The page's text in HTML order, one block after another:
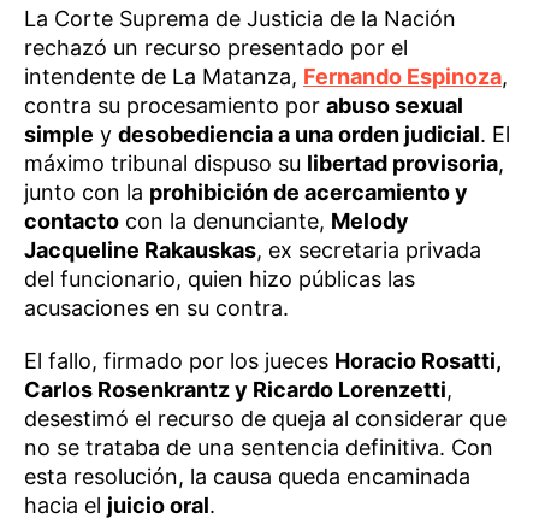
La Corte Suprema de Justicia de la Nación
rechazó un recurso presentado por el
intendente de La Matanza, Fernando Espinoza,
contra su procesamiento por abuso sexual
simple y desobediencia a una orden judicial. El
máximo tribunal dispuso su libertad provisoria,
junto con la prohibición de acercamiento y
contacto con la denunciante, Melody
Jacqueline Rakauskas, ex secretaria privada
del funcionario, quien hizo públicas las
acusaciones en su contra.
El fallo, firmado por los jueces Horacio Rosatti,
Carlos Rosenkrantz y Ricardo Lorenzetti,
desestimó el recurso de queja al considerar que
no se trataba de una sentencia definitiva. Con
esta resolución, la causa queda encaminada
hacia el juicio oral.